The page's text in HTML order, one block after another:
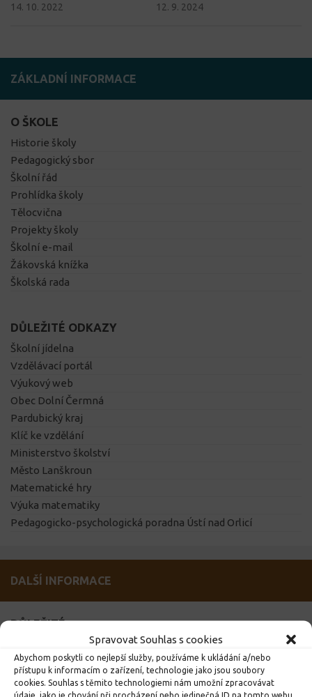
Spravovat Souhlas s cookies
Abychom poskytli co nejlepší služby, používáme k ukládání a/nebo
přístupu k informacím o zařízení, technologie jako jsou soubory
cookies. Souhlas s těmito technologiemi nám umožní zpracovávat
údaje, jako je chování při procházení nebo jedinečná ID na tomto webu.
14. 10. 2022 12. 9. 2024
ZÁKLADNÍ INFORMACE
O ŠKOLE
Historie školy
Pedagogický sbor
Školní řád
Prohlídka školy
Tělocvična
Projekty školy
Školní e-mail
Žákovská knížka
Školská rada
DŮLEŽITÉ ODKAZY
Školní jídelna
Vzdělávací portál
Výukový web
Obec Dolní Čermná
Pardubický kraj
Klíč ke vzdělání
Ministerstvo školství
Město Lanškroun
Matematické hry
Výuka matematiky
Pedagogicko-psychologická poradna Ústí nad Orlicí
DALŠÍ INFORMACE
DŮLEŽITÉ